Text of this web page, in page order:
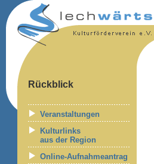
Rückblick
Veranstaltungen
Kulturlinks
aus der Region
Online-Aufnahmeantrag